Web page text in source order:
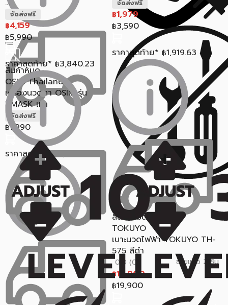
สินค้าหมด
OSIM Thailand
เครื่องนวดตา OSIM รุ่น
UMASK เทา
จัดส่งฟรี
฿1,990
ราคาสุดท้าย* 1,930.30
สินค้าหมด
TOKUYO
เบาะนวดไฟฟ้า TOKUYO TH-
575 สีดำ
0.0 (0) ขายแล้ว 2 ชิ้น
฿12,900
฿19,900
...
จัดส่งฟรี
฿4,159
฿5,990
ราคาสุดท้าย* ฿3,840.23
จัดส่งฟรี
฿1,979
฿3,590
ราคาสุดท้าย* ฿1,919.63